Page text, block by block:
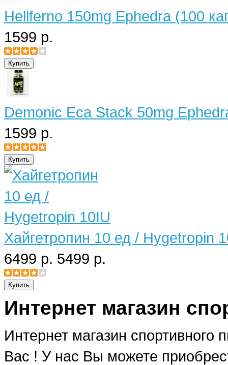
Hellferno 150mg Ephedra (100
1599 р.
Demonic Eca Stack 50mg
1599 р.
Хайгетропин 10 ед / Hygetropin
6499 р. 5499 р.
Интернет магазин
Интернет магазин спортивного
Вас ! У нас Вы можете